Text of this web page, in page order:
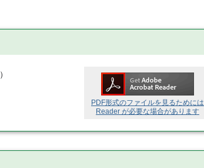
PDF形式のファイルを見るためには
Reader が必要な場合があります
）